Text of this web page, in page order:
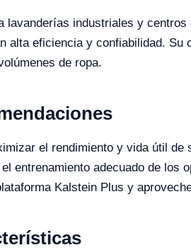
lavanderías industriales y
alta eficiencia y confiabilidad. Su
de ropa.
el rendimiento y vida útil
entrenamiento adecuado de los
Kalstein Plus y